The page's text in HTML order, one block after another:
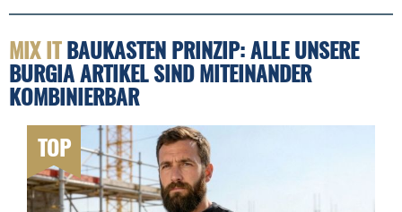
MIX ITBAUKASTEN PRINZIP: ALLE UNSERE
BURGIA ARTIKEL SIND MITEINANDER
KOMBINIERBAR
TOP